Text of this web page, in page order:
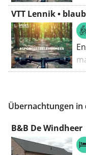
VTT Lennik •
Übernachtungen in
B&B De Windheer